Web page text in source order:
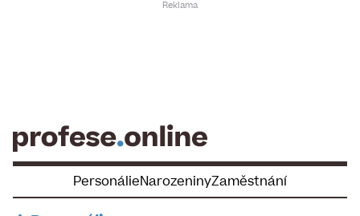
PersonálieNarozeninyZaměstnání